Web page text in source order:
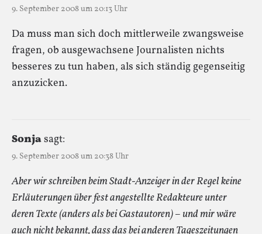
9. September 2008 um 20:13 Uhr
Da muss man sich doch mittlerweile zwangsweise
fragen, ob ausgewachsene Journalisten nichts
besseres zu tun haben, als sich ständig gegenseitig
anzuzicken.
Sonjasagt:
9. September 2008 um 20:38 Uhr
Aber wir schreiben beim Stadt-Anzeiger in der Regel keine
Erläuterungen über fest angestellte Redakteure unter
deren Texte (anders als bei Gastautoren) – und mir wäre
auch nicht bekannt, dass das bei anderen Tageszeitungen